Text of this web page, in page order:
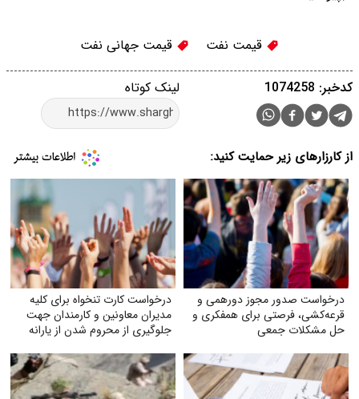
قیمت نفت قیمت جهانی نفت
لینک کوتاه کدخبر: 1074258
از کارزارهای زیر حمایت کنید:
درخواست صدور مجوز دورهمی و
قرعه‌کشی، فرصتی برای همفکری و
حل مشکلات جمعی
درخواست کارت تنخواه برای کلیه
مدیران معاونین و کارمندان جهت
جلوگیری از محروم شدن از یارانه